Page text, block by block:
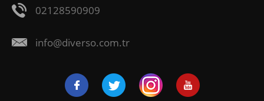
02128590909
info@diverso.com.tr